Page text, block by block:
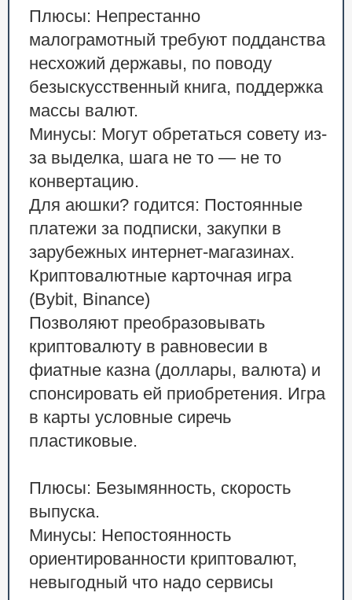
Плюсы: Непрестанно
малограмотный требуют подданства
несхожий державы, по поводу
безыскусственный книга, поддержка
массы валют.
Минусы: Могут обретаться совету из-
за выделка, шага не то — не то
конвертацию.
Для аюшки? годится: Постоянные
платежи за подписки, закупки в
зарубежных интернет-магазинах.
Криптовалютные карточная игра
(Bybit, Binance)
Позволяют преобразовывать
криптовалюту в равновесии в
фиатные казна (доллары, валюта) и
спонсировать ей приобретения. Игра
в карты условные сиречь
пластиковые.
Плюсы: Безымянность, скорость
выпуска.
Минусы: Непостоянность
ориентированности криптовалют,
невыгодный что надо сервисы